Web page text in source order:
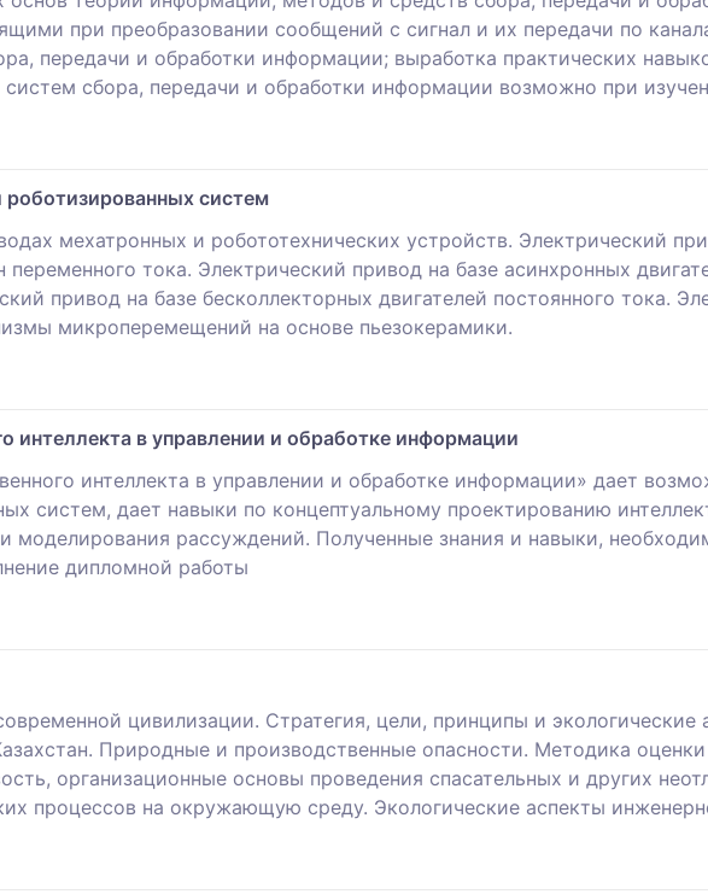
при преобразовании сообщений с сигнал и их передачи по
передачи и обработки информации; выработка практических
систем сбора, передачи и обработки информации возможно при
систем
мехатронных и робототехнических устройств. Электрический
тока. Электрический привод на базе асинхронных
привод на базе бесколлекторных двигателей постоянного тока.
микроперемещений на основе пьезокерамики.
интеллекта в управлении и обработке информации
интеллекта в управлении и обработке информации» дает
систем, дает навыки по концептуальному проектированию
моделирования рассуждений. Полученные знания и навыки,
дипломной работы
цивилизации. Стратегия, цели, принципы и экологические
Природные и производственные опасности. Методика
организационные основы проведения спасательных и других
процессов на окружающую среду. Экологические аспекты